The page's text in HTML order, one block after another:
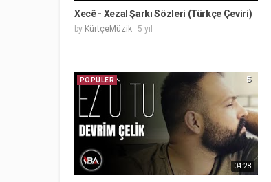
Xecê - Xezal Şarkı Sözleri (Türkçe Çeviri)
by KürtçeMüzik 5 yıl
04:28
5
POPÜLER